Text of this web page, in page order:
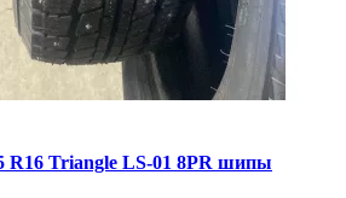
R16 Triangle LS-01 8PR шипы